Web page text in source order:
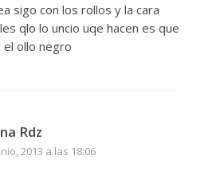
sigo con los rollos y la cara
qlo lo uncio uqe hacen es que
ollo negro
Rdz
2013 a las 18:06